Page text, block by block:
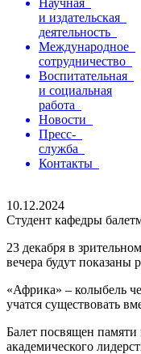
Научная
и издательская
деятельность
Международное
сотрудничество
Воспитательная
и социальная
работа
Новости
Пресс-
служба
Контакты
10.12.2024
Студент кафедры
23 декабря в
вечера будут показаны
«Африка» – колыбель
учатся существовать
Балет посвящен памяти
академического